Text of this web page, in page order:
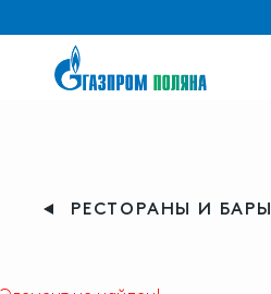
РЕСТОРАНЫ И БАРЫ